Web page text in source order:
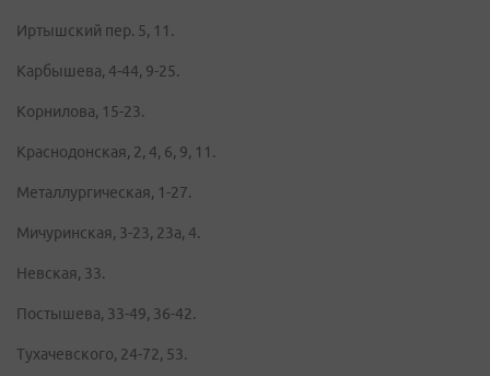
Иртышский пер. 5, 11.
Карбышева, 4-44, 9-25.
Корнилова, 15-23.
Краснодонская, 2, 4, 6, 9, 11.
Металлургическая, 1-27.
Мичуринская, 3-23, 23а, 4.
Невская, 33.
Постышева, 33-49, 36-42.
Тухачевского, 24-72, 53.